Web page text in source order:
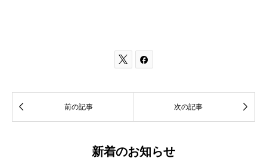
 
 前の記事 次の記事 
新着のお知らせ